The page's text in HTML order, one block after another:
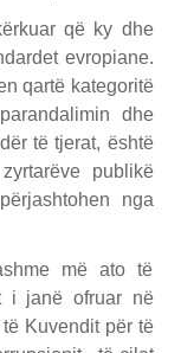
që ky dhe
evropiane.
qartë kategoritë
dhe
të tjerat, është
publikë
nga
më ato të
i janë ofruar në
Kuvendit për të